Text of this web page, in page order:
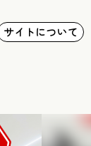
サイトについて